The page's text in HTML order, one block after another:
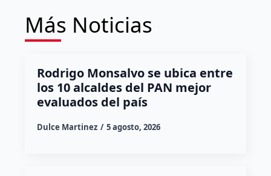
Más Noticias
Rodrigo Monsalvo se ubica entre
los 10 alcaldes del PAN mejor
evaluados del país
Dulce Martinez 5 agosto, 2026